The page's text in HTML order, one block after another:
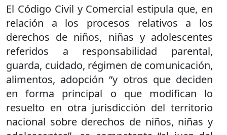
El Código Civil y Comercial estipula que, en
relación a los procesos relativos a los
derechos de niños, niñas y adolescentes
referidos a responsabilidad parental,
guarda, cuidado, régimen de comunicación,
alimentos, adopción “y otros que deciden
en forma principal o que modifican lo
resuelto en otra jurisdicción del territorio
nacional sobre derechos de niños, niñas y